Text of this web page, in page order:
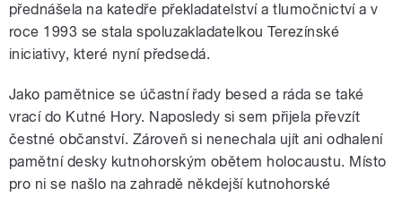
přednášela na katedře překladatelství a tlumočnictví a v
roce 1993 se stala spoluzakladatelkou Terezínské
iniciativy, které nyní předsedá.
Jako pamětnice se účastní řady besed a ráda se také
vrací do Kutné Hory. Naposledy si sem přijela převzít
čestné občanství. Zároveň si nenechala ujít ani odhalení
pamětní desky kutnohorským obětem holocaustu. Místo
pro ni se našlo na zahradě někdejší kutnohorské